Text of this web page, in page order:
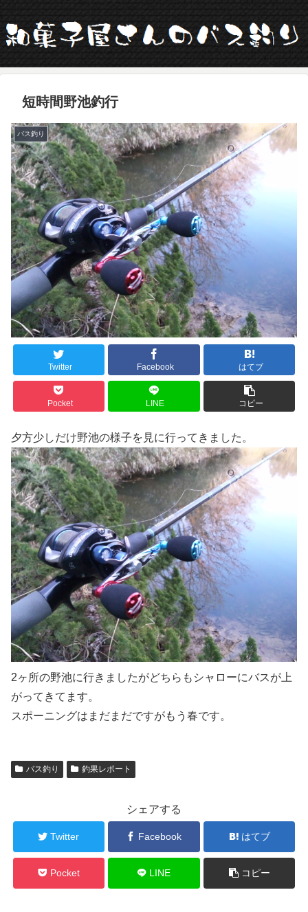
短時間野池釣行
バス釣り
Twitter Facebook はてブ
Pocket LINE コピー
夕方少しだけ野池の様子を見に行ってきました。
2ヶ所の野池に行きましたがどちらもシャローにバスが上
がってきてます。
スポーニングはまだまだですがもう春です。
バス釣り 釣果レポート
シェアする
Twitter Facebook はてブ
Pocket LINE コピー